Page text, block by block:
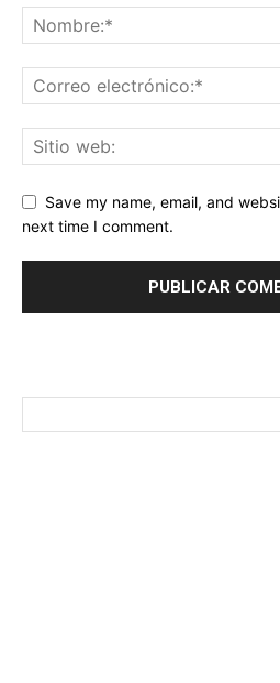
Save my name, email, and
next time I comment.